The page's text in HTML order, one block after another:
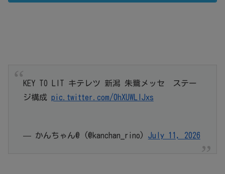
KEY TO LIT キテレツ 新潟 朱鷺メッセ ステー
ジ構成 pic.twitter.com/0hXUWLIJxs
— かんちゃん@ (@kanchan_rino) July 11, 2026